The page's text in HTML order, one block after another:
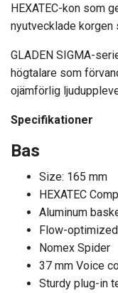
HEXATEC-kon som
nyutvecklade korgen
GLADEN SIGMA-
högtalare som
ojämförlig
Specifikationer
Bas
Size: 165 mm
HEXATEC
Aluminum
Flow-
Nomex Spider
37 mm Voice
Sturdy plug-in